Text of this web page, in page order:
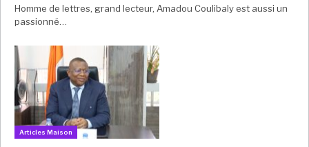
Homme de lettres, grand lecteur, Amadou Coulibaly est aussi un
passionné…
Articles Maison